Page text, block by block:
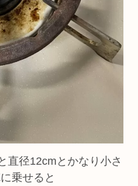
直径12cmとかなり小さ
乗せると